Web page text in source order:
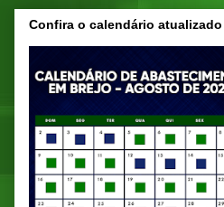
Confira o calendário atualizado